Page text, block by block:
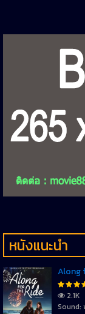
หนังแนะนำ
Along
2.1K
Sound: